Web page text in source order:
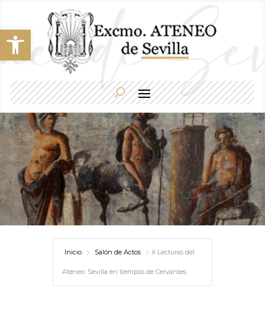
Abrir barra de herramientas
Inicio Salón de Actos X Lecturas del
Ateneo: Sevilla en tiempos de Cervantes